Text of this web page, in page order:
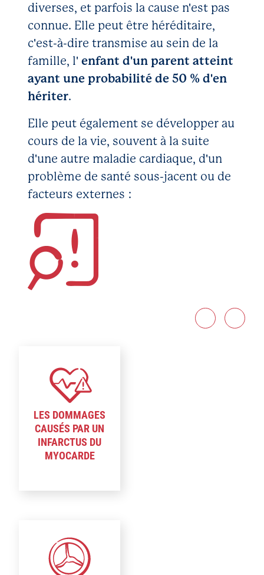
diverses, et parfois la cause n'est pas
connue. Elle peut être héréditaire,
c'est-à-dire transmise au sein de la
famille, l' enfant d'un parent atteint
ayant une probabilité de 50 % d'en
hériter.
Elle peut également se développer au
cours de la vie, souvent à la suite
d'une autre maladie cardiaque, d'un
problème de santé sous-jacent ou de
facteurs externes :
LES DOMMAGES
CAUSÉS PAR UN
INFARCTUS DU
MYOCARDE